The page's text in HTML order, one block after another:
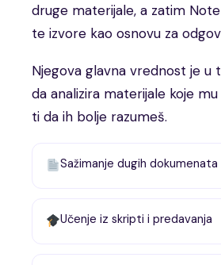
druge materijale, a zatim
te izvore kao osnovu za
Njegova glavna vrednost je u
da analizira materijale koje
ti da ih bolje razumeš.
Sažimanje dugih dokumenata
Učenje iz skripti i predavanja